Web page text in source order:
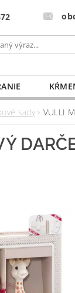
A VÝŽIVA
sady VULLI